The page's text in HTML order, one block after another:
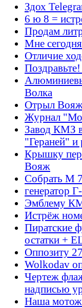
Здох
6 ю 8 =
Продам
Мне
Отличие
Волка
Отрыл Вояж
Журнал
Завод КМЗ
"Гераней" и
Крышку
Вояж
Собрать М
генератор
Эмблему
Истрёж
Пиратские
остатки +
Оппозиту
Wolkodav
Чертеж
надписью
Наша